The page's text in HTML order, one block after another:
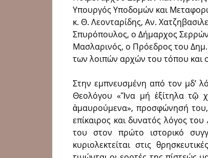
Υπουργός Υποδομών και
κ. Θ. Λεονταρίδης, Αν.
Σπυρόπουλος, ο Δήμαρχος
Μασλαρινός, ο Πρόεδρος του
των λοιπών αρχών του τόπου και
Στην εμπνευσμένη από τον μδ’
Θεολόγου «Ἵνα μή ἐξίτηλα τῷ
ἀμαυρούμενα», προσφώνησή
επίκαιρος και δυνατός λόγος
του στον πρώτο ιστορικό
κυριολεκτείται στις